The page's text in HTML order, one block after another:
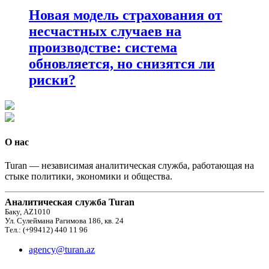
Новая модель страхования от
несчастных случаев на
производстве: система
обновляется, но снизятся ли
риски?
О нас
Turan — независимая аналитическая служба, работающая на
стыке политики, экономики и общества.
Аналитическая служба Turan
Баку, AZ1010
Ул. Сулеймана Рагимова 186, кв. 24
Тел.: (+99412) 440 11 96
agency@turan.az